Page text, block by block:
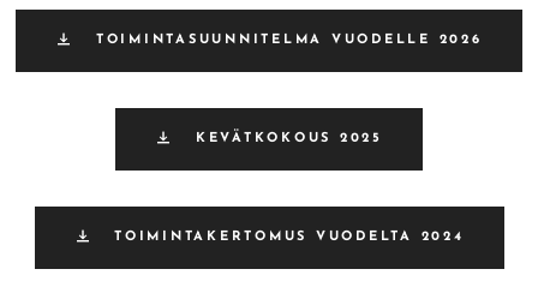
TOIMINTASUUNNITELMA VUODELLE 2026
KEVÄTKOKOUS 2025
TOIMINTAKERTOMUS VUODELTA 2024